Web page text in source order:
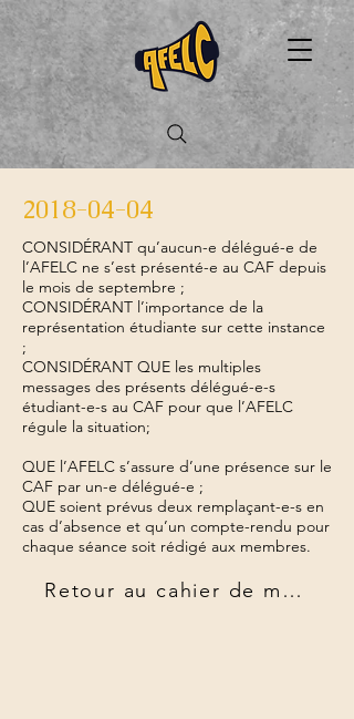
2018-04-04
CONSIDÉRANT qu’aucun-e délégué-e de
l’AFELC ne s’est présenté-e au CAF depuis
le mois de septembre ;
CONSIDÉRANT l’importance de la
représentation étudiante sur cette instance
;
CONSIDÉRANT QUE les multiples
messages des présents délégué-e-s
étudiant-e-s au CAF pour que l’AFELC
régule la situation;
QUE l’AFELC s’assure d’une présence sur le
CAF par un-e délégué-e ;
QUE soient prévus deux remplaçant-e-s en
cas d’absence et qu’un compte-rendu pour
chaque séance soit rédigé aux membres.
Retour au cahier de mandats